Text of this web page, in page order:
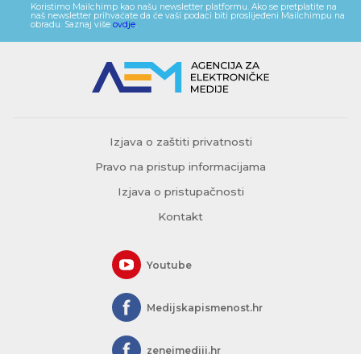
Koristimo Mailchimp kao našu newsletter platformu. Ako se pretplatite na
naš newsletter prihvaćate da će vaši podaci biti proslijeđeni Mailchimpu na
obradu. Saznaj više ovdje
Izjava o zaštiti privatnosti
Pravo na pristup informacijama
Izjava o pristupačnosti
Kontakt
Youtube
Medijskapismenost.hr
zeneimediji.hr